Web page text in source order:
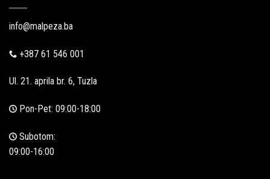
info@malpeza.ba
+387 61 546 001
Ul. 21. aprila br. 6, Tuzla
Pon-Pet: 09:00-18:00
Subotom:
09:00-16:00